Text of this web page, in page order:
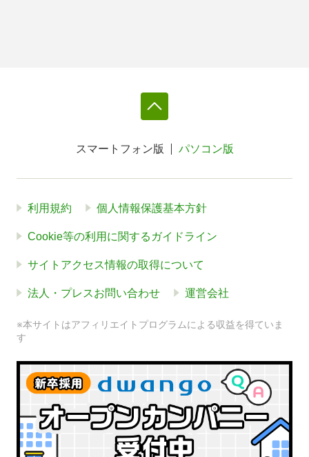
スマートフォン版 パソコン版
利用規約 個人情報保護基本方針
Cookie等の利用に関するガイドライン
サイトアクセス情報の取得について
法人・プレスお問い合わせ 運営会社
※本サイトはアフィリエイトプログラムによる収益を得ていま
す